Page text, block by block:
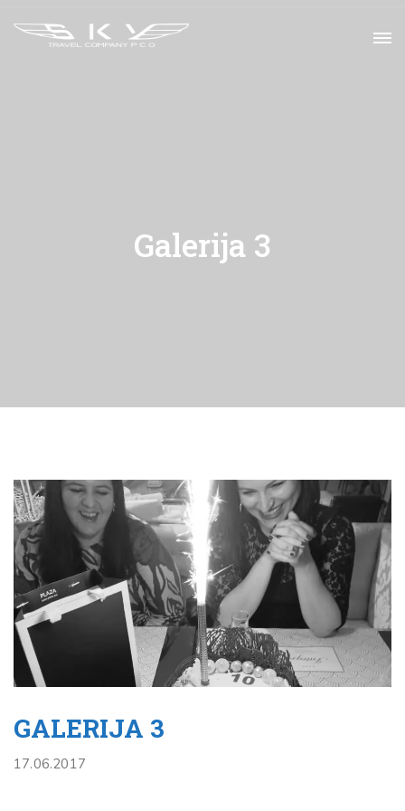
Galerija 3
GALERIJA 3
17.06.2017